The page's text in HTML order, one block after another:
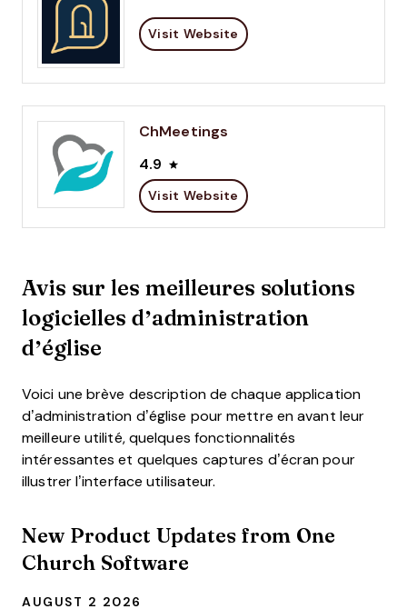
Visit Website
ChMeetings
4.9
Visit Website
Avis sur les meilleures solutions
logicielles d’administration
d’église
Voici une brève description de chaque application
d’administration d’église pour mettre en avant leur
meilleure utilité, quelques fonctionnalités
intéressantes et quelques captures d’écran pour
illustrer l’interface utilisateur.
New Product Updates from One
Church Software
AUGUST 2 2026